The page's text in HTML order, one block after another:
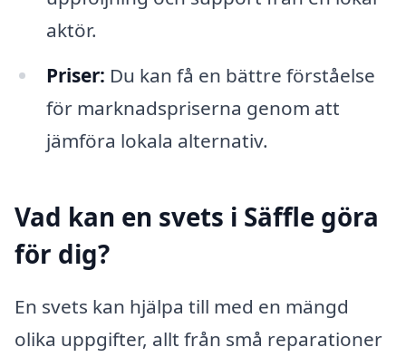
aktör.
Priser: Du kan få en bättre förståelse
för marknadspriserna genom att
jämföra lokala alternativ.
Vad kan en svets i Säffle göra
för dig?
En svets kan hjälpa till med en mängd
olika uppgifter, allt från små reparationer